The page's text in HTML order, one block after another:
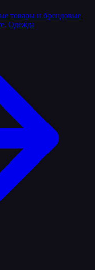
товары и брендовые
Одежда